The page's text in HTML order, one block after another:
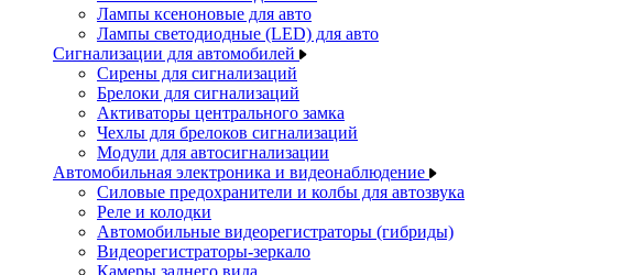
Лампы ксеноновые для авто
Лампы светодиодные (LED) для авто
Сигнализации для автомобилей
Сирены для сигнализаций
Брелоки для сигнализаций
Активаторы центрального замка
Чехлы для брелоков сигнализаций
Модули для автосигнализации
Автомобильная электроника и видеонаблюдение
Силовые предохранители и колбы для автозвука
Реле и колодки
Автомобильные видеорегистраторы (гибриды)
Видеорегистраторы-зеркало
Камеры заднего вида